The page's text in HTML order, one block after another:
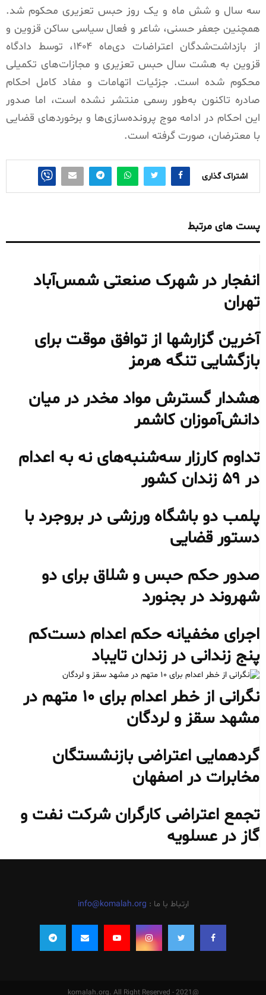
سه سال و شش ماه و یک روز حبس تعزیری محکوم شد.
همچنین جعفر حسنی، شاعر و فعال سیاسی ساکن قزوین و
از بازداشت‌شدگان اعتراضات دی‌ماه ۱۴۰۴، توسط دادگاه
قزوین به هشت سال حبس تعزیری و مجازات‌های تکمیلی
محکوم شده است. جزئیات اتهامات و مفاد کامل احکام
صادره تاکنون به‌طور رسمی منتشر نشده است، اما صدور
این احکام در ادامه موج پرونده‌سازی‌ها و برخوردهای قضایی
با معترضان، صورت گرفته است.
اشتراک گذاری
پست های مرتبط
انفجار در شهرک صنعتی شمس‌آباد
تهران
آخرین گزارشها از توافق موقت برای
بازگشایی تنگه هرمز
هشدار گسترش مواد مخدر در میان
دانش‌آموزان کاشمر
تداوم کارزار سه‌شنبه‌های نه به اعدام
در ۵۹ زندان کشور
پلمب دو باشگاه ورزشی در بروجرد با
دستور قضایی
صدور حکم حبس و شلاق برای دو
شهروند در بجنورد
اجرای مخفیانه حکم اعدام دست‌کم
پنج زندانی در زندان تایباد
نگرانی از خطر اعدام برای ۱۰ متهم در
مشهد سقز و لردگان
گردهمایی اعتراضی بازنشستگان
مخابرات در اصفهان
تجمع اعتراضی کارگران شرکت نفت و
گاز در عسلویه
ارتباط با ما : info@komalah.org
@2021 - komalah.org. All Right Reserved